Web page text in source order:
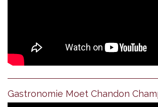
Gastronomie Moet Chandon